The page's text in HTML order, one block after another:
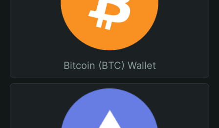
Bitcoin (BTC) Wallet